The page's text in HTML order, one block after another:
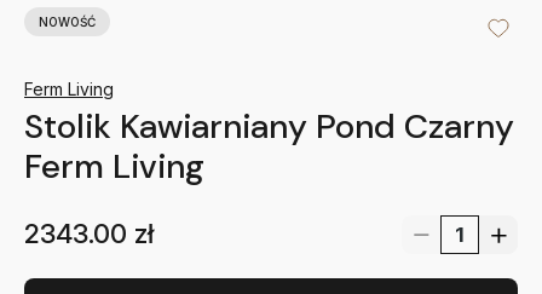
NOWOŚĆ
Ferm Living
Stolik Kawiarniany Pond Czarny
Ferm Living
2343.00 zł